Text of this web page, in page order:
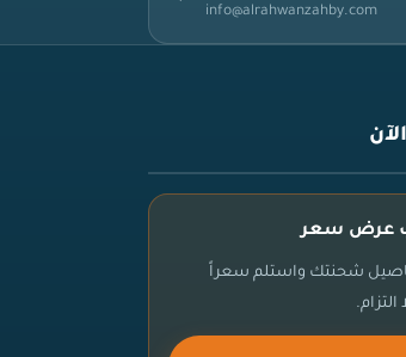
info@alrahwanzahby.com
عرض سعر
شحنتك واستلم سعراً
التزام.